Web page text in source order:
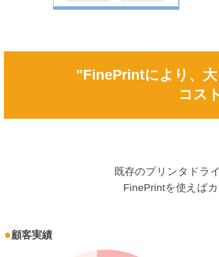
"FinePrintにより、
コス
既存のプリンタドラ
FinePrintを使えば
顧客実績